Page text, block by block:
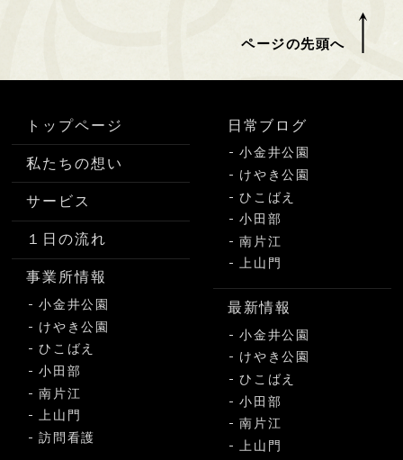
ページの先頭へ
トップページ
私たちの想い
サービス
１日の流れ
事業所情報
小金井公園
けやき公園
ひこばえ
小田部
南片江
上山門
訪問看護
日常ブログ
小金井公園
けやき公園
ひこばえ
小田部
南片江
上山門
最新情報
小金井公園
けやき公園
ひこばえ
小田部
南片江
上山門